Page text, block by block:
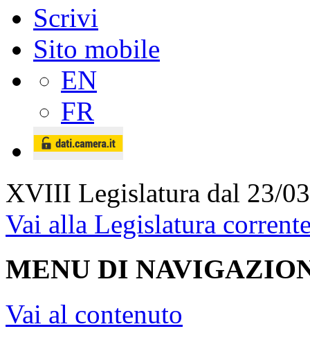
Scrivi
Sito mobile
EN
FR
XVIII Legislatura dal 23/
Vai alla Legislatura
MENU DI
Vai al contenuto